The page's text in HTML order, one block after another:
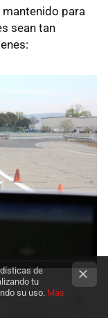
para
sean tan
de
tu
su uso. Más